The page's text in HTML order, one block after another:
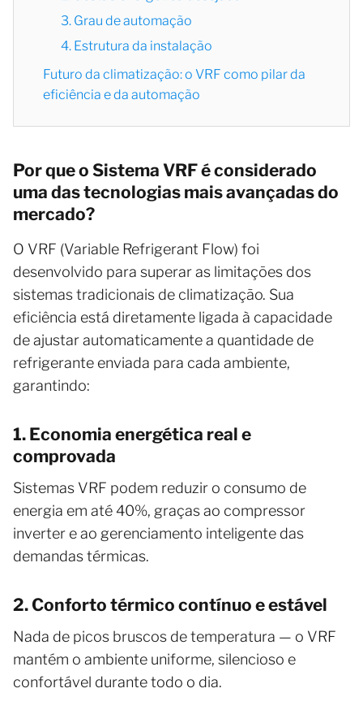
3. Grau de automação
4. Estrutura da instalação
Futuro da climatização: o VRF como pilar da
eficiência e da automação
Por que o Sistema VRF é considerado
uma das tecnologias mais avançadas do
mercado?
O VRF (Variable Refrigerant Flow) foi
desenvolvido para superar as limitações dos
sistemas tradicionais de climatização. Sua
eficiência está diretamente ligada à capacidade
de ajustar automaticamente a quantidade de
refrigerante enviada para cada ambiente,
garantindo:
1. Economia energética real e
comprovada
Sistemas VRF podem reduzir o consumo de
energia em até 40%, graças ao compressor
inverter e ao gerenciamento inteligente das
demandas térmicas.
2. Conforto térmico contínuo e estável
Nada de picos bruscos de temperatura — o VRF
mantém o ambiente uniforme, silencioso e
confortável durante todo o dia.